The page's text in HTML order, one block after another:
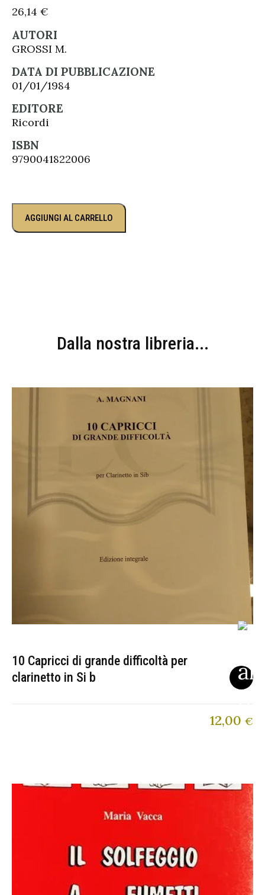
26,14 €
AUTORI
GROSSI M.
DATA DI PUBBLICAZIONE
01/01/1984
EDITORE
Ricordi
ISBN
9790041822006
AGGIUNGI AL CARRELLO
Dalla nostra libreria...
10 Capricci di grande difficoltà per
clarinetto in Si b
12,00 €